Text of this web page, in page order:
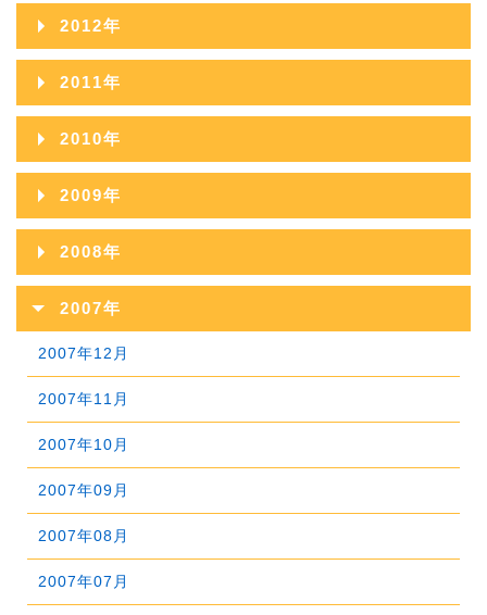
2022年01月
2021年02月
2021年01月
2020年03月
2020年02月
2020年01月
2019年03月
2019年02月
2019年01月
2018年06月
2018年05月
2018年03月
2018年02月
2018年01月
2017年07月
2017年06月
2017年05月
2017年03月
2017年02月
2017年01月
2016年08月
2016年07月
2016年06月
2016年05月
2016年03月
2016年02月
2016年01月
2015年09月
2015年08月
2015年07月
2015年06月
2015年05月
2015年03月
2015年02月
2015年01月
2014年10月
2014年09月
2014年08月
2014年07月
2014年06月
2014年05月
2013年12月
2013年11月
2013年10月
2013年09月
2013年08月
2013年07月
2013年06月
2013年05月
2013年04月
2013年03月
2013年02月
2013年01月
2012年
2012年12月
2012年11月
2012年10月
2012年09月
2012年08月
2012年07月
2012年06月
2012年05月
2012年04月
2012年03月
2012年02月
2012年01月
2011年
2011年12月
2011年11月
2011年10月
2011年09月
2011年08月
2011年07月
2011年06月
2011年05月
2011年04月
2011年03月
2011年02月
2010年
2010年12月
2010年11月
2010年10月
2010年09月
2010年08月
2010年07月
2010年06月
2010年05月
2010年04月
2010年03月
2009年
2009年12月
2009年11月
2009年10月
2009年09月
2009年08月
2009年07月
2009年06月
2009年05月
2009年04月
2008年
2008年12月
2007年
2007年12月
2007年11月
2007年10月
2007年09月
2007年08月
2007年07月